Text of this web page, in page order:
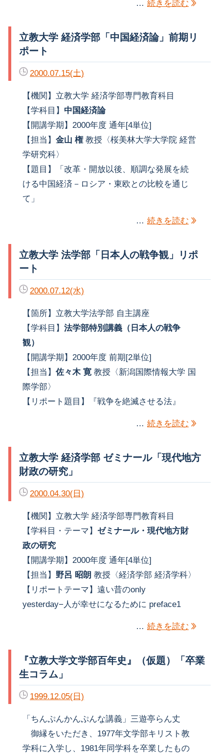
… 続きを読む
立教大学 経済学部「中国経済論」前期リ
ポート
2000.07.15(土)
【機関】立教大学 経済学部専門教育科目
【学科目】 中国経済論
【開講学期】2000年度 通年[4単位]
【担当】 金山 権教授〈桜美林大学大学院 経営
学研究科〉
【題目】「改革・開放以後、順調な発展を続
ける中国経済－ロシア・東欧との比較を通じ
て」
… 続きを読む
立教大学 法学部「日本人の戦争観」リポ
ート
2000.07.12(水)
【箇所】立教大学法学部 自主講座
【学科目】 法学部特別講義（日本人の戦争
観）
【開講学期】2000年度 前期[2単位]
【担当】 佐々木 寛教授〈新潟国際情報大学 国
際学部〉
【リポート題目】『戦争を絶滅させる法』
… 続きを読む
立教大学 経済学部 ゼミナール「現代地方
財政の研究」
2000.04.30(日)
【機関】立教大学 経済学部専門教育科目
【学科目・テーマ】 ゼミナール・現代地方財
政の研究
【開講学期】2000年度 通年[4単位]
【担当】 野呂 昭朗 教授〈経済学部 経済学科〉
【リポートテーマ】遠い昔のonly
yesterday−人が幸せになるために preface1
… 続きを読む
『立教大学文学部百年史』（仮題）「卒業
生コラム」
1999.12.05(日)
「ちんぷんかんぷんな講義」三遊亭らん丈
御縁をいただき、1977年文学部キリスト教
学科に入学し、1981年同学科を卒業したもの